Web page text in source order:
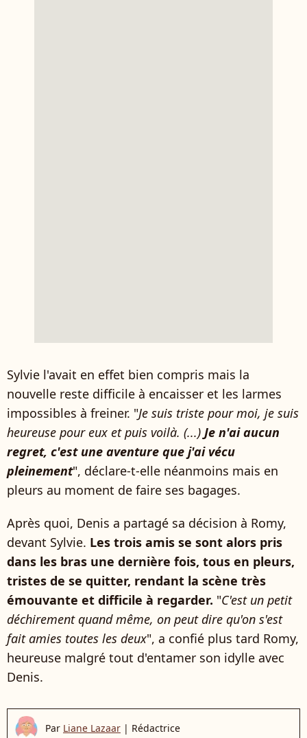
Sylvie l'avait en effet bien compris mais la
nouvelle reste difficile à encaisser et les larmes
impossibles à freiner. "Je suis triste pour moi, je suis
heureuse pour eux et puis voilà. (...) Je n'ai aucun
regret, c'est une aventure que j'ai vécu
pleinement", déclare-t-elle néanmoins mais en
pleurs au moment de faire ses bagages.
Après quoi, Denis a partagé sa décision à Romy,
devant Sylvie. Les trois amis se sont alors pris
dans les bras une dernière fois, tous en pleurs,
tristes de se quitter, rendant la scène très
émouvante et difficile à regarder. "C'est un petit
déchirement quand même, on peut dire qu'on s'est
fait amies toutes les deux", a confié plus tard Romy,
heureuse malgré tout d'entamer son idylle avec
Denis.
Par Liane Lazaar | Rédactrice